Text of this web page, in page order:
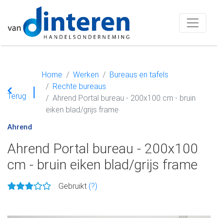
Terug
Home Werken
Bureaus en tafels
Rechte bureaus
Ahrend Portal bureau - 200x100 cm - bruin
eiken blad/grijs frame
Ahrend
Ahrend Portal bureau - 200x100
cm - bruin eiken blad/grijs frame
Gebruikt (?)